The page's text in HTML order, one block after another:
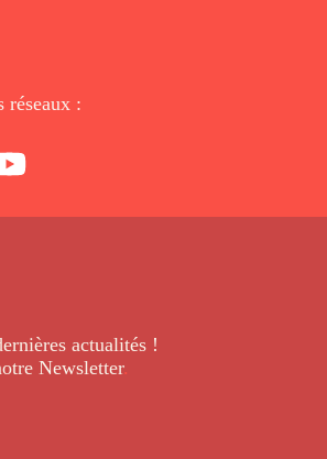
réseaux :
actualités !
Newsletter.